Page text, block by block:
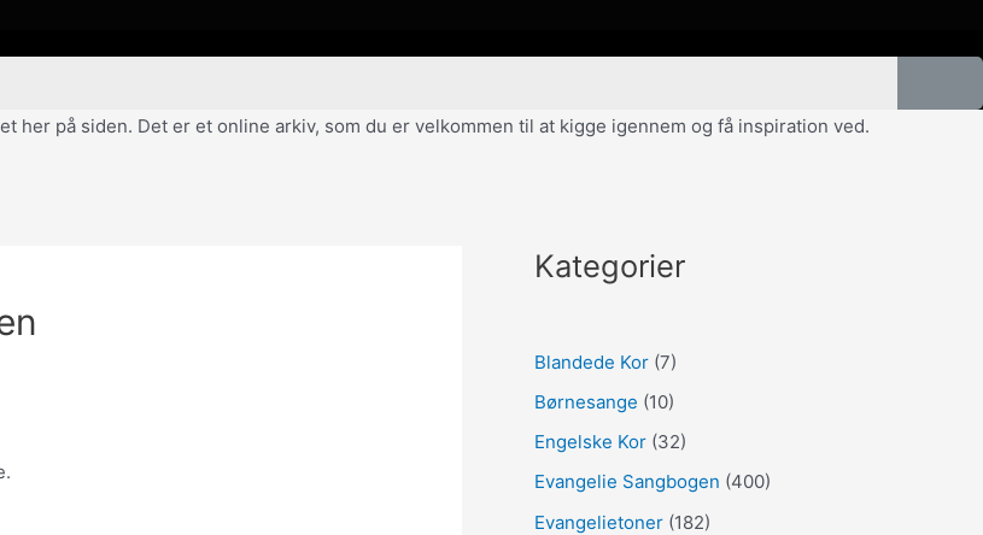
på siden. Det er et online arkiv, som du er velkommen til at kigge igennem og få inspiration ved.
Kategorier
Blandede Kor (7)
Børnesange (10)
Engelske Kor (32)
Evangelie Sangbogen (400)
Evangelietoner (182)